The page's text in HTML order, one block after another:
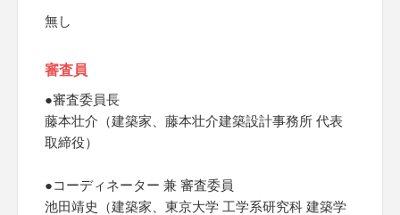
無し
審査員
●審査委員長
藤本壮介（建築家、藤本壮介建築設計事務所 代表
取締役）
●コーディネーター 兼 審査委員
池田靖史（建築家、東京大学 工学系研究科 建築学